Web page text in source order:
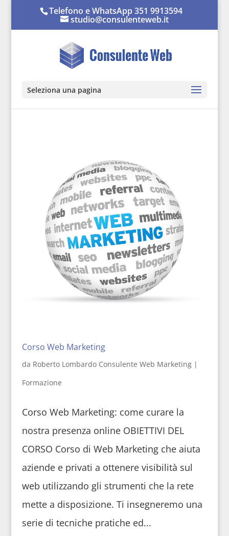
Telefono e WhatsApp 351 9913594
studio@consulenteweb.it
Seleziona una pagina
Corso Web Marketing
da Roberto Lombardo Consulente Web Marketing|
Formazione
Corso Web Marketing: come curare la
nostra presenza online OBIETTIVI DEL
CORSO Corso di Web Marketing che aiuta
aziende e privati a ottenere visibilità sul
web utilizzando gli strumenti che la rete
mette a disposizione. Ti insegneremo una
serie di tecniche pratiche ed...